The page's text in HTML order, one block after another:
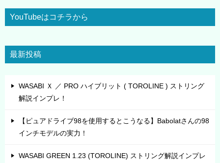
YouTubeはコチラから
最新投稿
WASABI Ｘ ／ PRO ハイブリット ( TOROLINE ) ストリング
解説インプレ！
【ピュアドライブ98を使用するとこうなる】Babolatさんの98
インチモデルの実力！
WASABI GREEN 1.23 (TOROLINE) ストリング解説インプレ